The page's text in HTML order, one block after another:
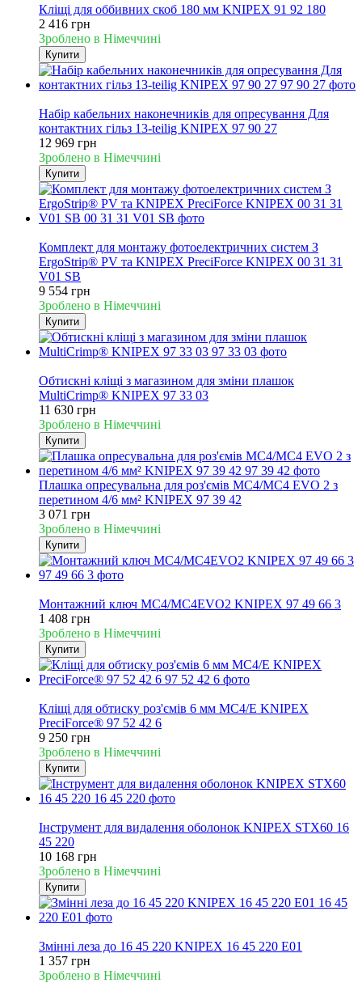
Кліщі для оббивних скоб 180 мм KNIPEX 91 92 180
2 416 грн
Зроблено в Німеччині
Купити
Набір кабельних наконечників для опресування Для
контактних гільз 13-teilig KNIPEX 97 90 27
12 969 грн
Зроблено в Німеччині
Купити
Комплект для монтажу фотоелектричних систем З
ErgoStrip® PV та KNIPEX PreciForce KNIPEX 00 31 31
V01 SB
9 554 грн
Зроблено в Німеччині
Купити
Обтискні кліщі з магазином для зміни плашок
MultiCrimp® KNIPEX 97 33 03
11 630 грн
Зроблено в Німеччині
Купити
Плашка опресувальна для роз'ємів MC4/MC4 EVO 2 з
перетином 4/6 мм² KNIPEX 97 39 42
3 071 грн
Зроблено в Німеччині
Купити
Монтажний ключ MC4/MC4EVO2 KNIPEX 97 49 66 3
1 408 грн
Зроблено в Німеччині
Купити
Кліщі для обтиску роз'ємів 6 мм MC4/E KNIPEX
PreciForce® 97 52 42 6
9 250 грн
Зроблено в Німеччині
Купити
Інструмент для видалення оболонок KNIPEX STX60 16
45 220
10 168 грн
Зроблено в Німеччині
Купити
Змінні леза до 16 45 220 KNIPEX 16 45 220 E01
1 357 грн
Зроблено в Німеччині